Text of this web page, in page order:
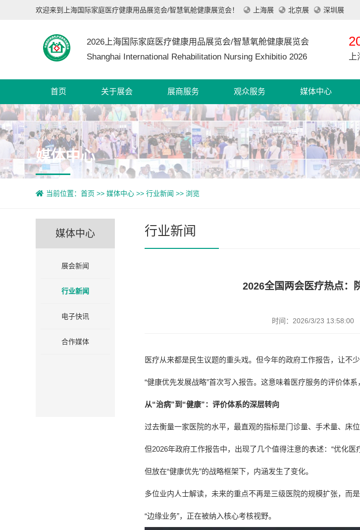
欢迎来到上海国际家庭医疗健康用品展览会/智慧氧舱健康展览会！ 上海展 北京展 深圳展
2026上海国际家庭医疗健康用品展览会/智慧氧舱健康展览会
Shanghai International Rehabilitation Nursing Exhibitio 2026
上
首页 关于展会 展商服务 观众服务 媒体中心
媒体中心
当前位置： 首页 >> 媒体中心 >> 行业新闻 >> 浏览
媒体中心
展会新闻
行业新闻
电子快讯
合作媒体
行业新闻
2026全国两会医疗热点：
时间：2026/3/23 13:58:00
医疗从来都是民生议题的重头戏。但今年的政府工作报告，让
“健康优先发展战略”首次写入报告。这意味着医疗服务的评价体系
从“治病”到“健康”：评价体系的深层转向
过去衡量一家医院的水平，最直观的指标是门诊量、手术量、床
但2026年政府工作报告中，出现了几个值得注意的表述：“优化医
但放在“健康优先”的战略框架下，内涵发生了变化。
多位业内人士解读，未来的重点不再是三级医院的规模扩张，而
“边缘业务”，正在被纳入核心考核视野。